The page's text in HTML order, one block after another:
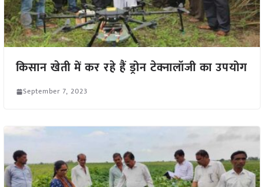
किसान खेती में कर रहे हैं ड्रोन टेक्नालॉजी का उपयोग
September 7, 2023